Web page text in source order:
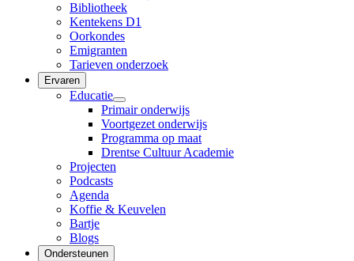
Bibliotheek
Kentekens D1
Oorkondes
Emigranten
Tarieven onderzoek
Ervaren
Educatie
Primair onderwijs
Voortgezet onderwijs
Programma op maat
Drentse Cultuur Academie
Projecten
Podcasts
Agenda
Koffie & Keuvelen
Bartje
Blogs
Ondersteunen